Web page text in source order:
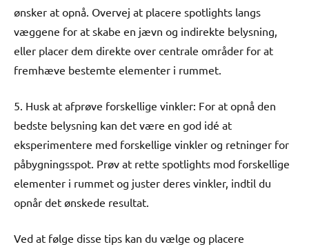
ønsker at opnå. Overvej at placere spotlights langs
væggene for at skabe en jævn og indirekte belysning,
eller placer dem direkte over centrale områder for at
fremhæve bestemte elementer i rummet.
5. Husk at afprøve forskellige vinkler: For at opnå den
bedste belysning kan det være en god idé at
eksperimentere med forskellige vinkler og retninger for
påbygningsspot. Prøv at rette spotlights mod forskellige
elementer i rummet og juster deres vinkler, indtil du
opnår det ønskede resultat.
Ved at følge disse tips kan du vælge og placere